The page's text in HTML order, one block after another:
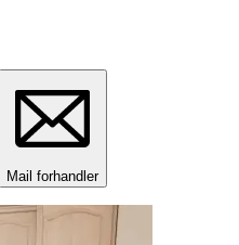
Mail forhandler